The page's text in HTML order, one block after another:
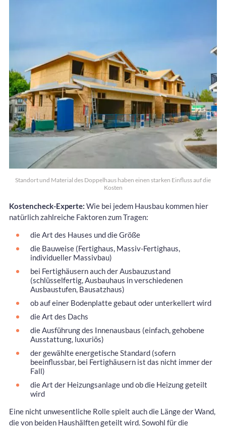
Standort und Material des Doppelhaus haben einen starken Einfluss auf die
Kosten
Kostencheck-Experte: Wie bei jedem Hausbau kommen hier
natürlich zahlreiche Faktoren zum Tragen:
die Art des Hauses und die Größe
die Bauweise (Fertighaus, Massiv-Fertighaus,
individueller Massivbau)
bei Fertighäusern auch der Ausbauzustand
(schlüsselfertig, Ausbauhaus in verschiedenen
Ausbaustufen, Bausatzhaus)
ob auf einer Bodenplatte gebaut oder unterkellert wird
die Art des Dachs
die Ausführung des Innenausbaus (einfach, gehobene
Ausstattung, luxuriös)
der gewählte energetische Standard (sofern
beeinflussbar, bei Fertighäusern ist das nicht immer der
Fall)
die Art der Heizungsanlage und ob die Heizung geteilt
wird
Eine nicht unwesentliche Rolle spielt auch die Länge der Wand,
die von beiden Haushälften geteilt wird. Sowohl für die